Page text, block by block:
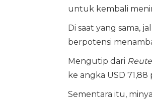
untuk kembali
Di saat yang sama,
berpotensi
Mengutip dari
ke angka USD
Sementara itu,